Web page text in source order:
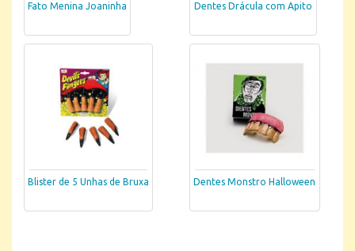
Fato Menina Joaninha Dentes Drácula com Apito
Blister de 5 Unhas de Bruxa Dentes Monstro Halloween